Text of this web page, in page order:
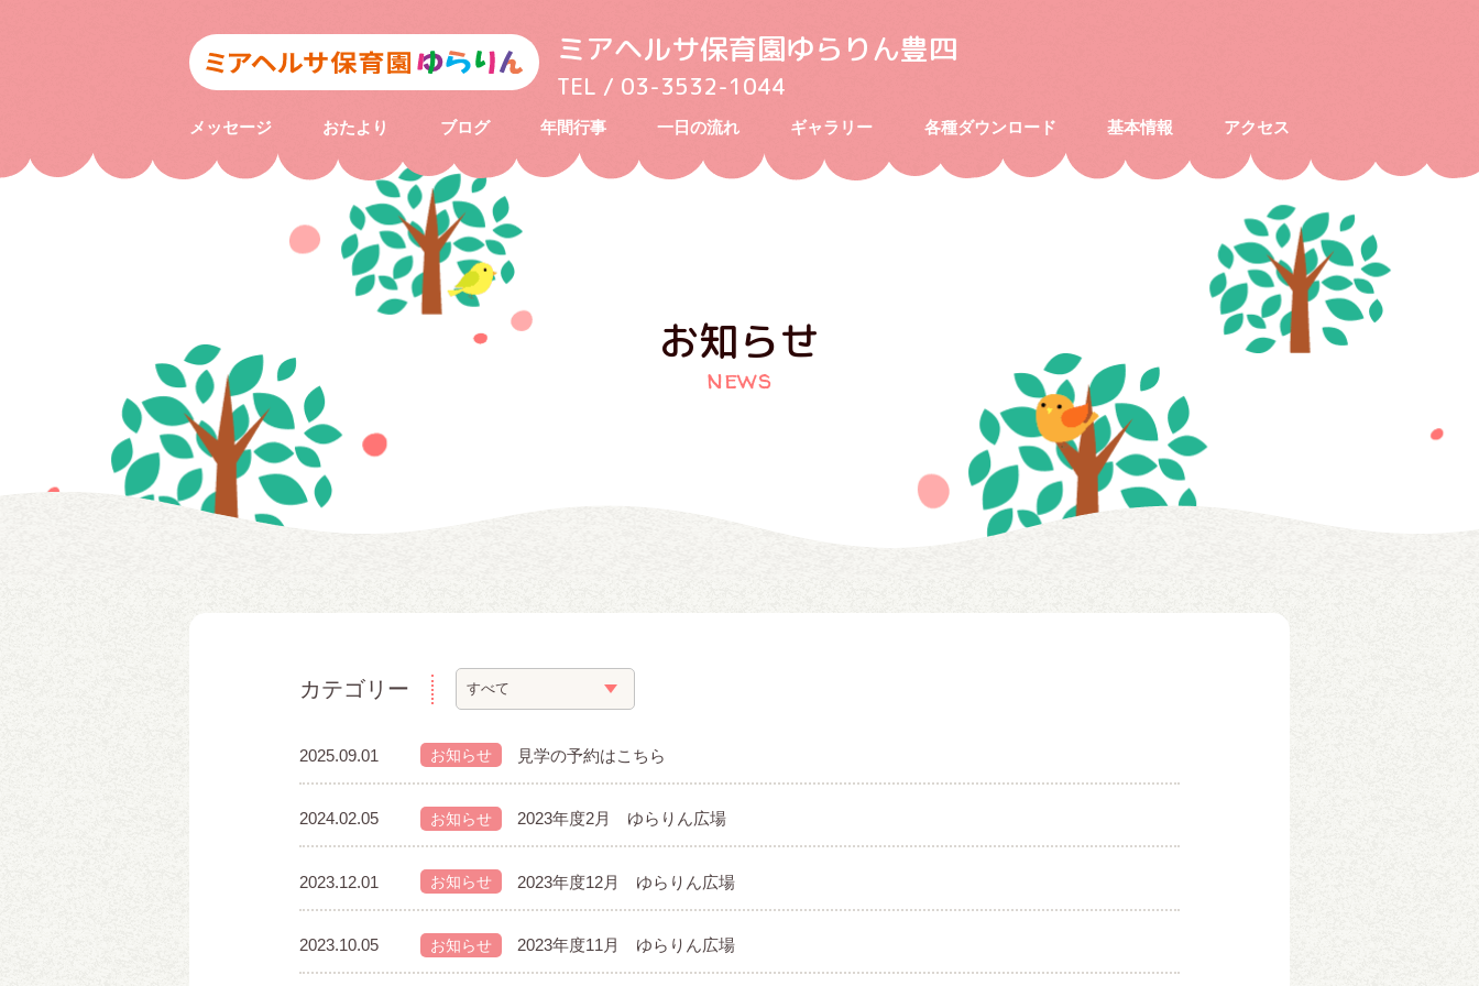
ミアヘルサ保育園ゆらりん豊四
TEL / 03-3532-1044
メッセージ おたより ブログ 年間行事 一日の流れ ギャラリー 各種ダウンロード 基本情報 アクセス
お知らせ
news
カテゴリー
2025.09.01 お知らせ 見学の予約はこちら
2024.02.05 お知らせ 2023年度2月 ゆらりん広場
2023.12.01 お知らせ 2023年度12月 ゆらりん広場
2023.10.05 お知らせ 2023年度11月 ゆらりん広場